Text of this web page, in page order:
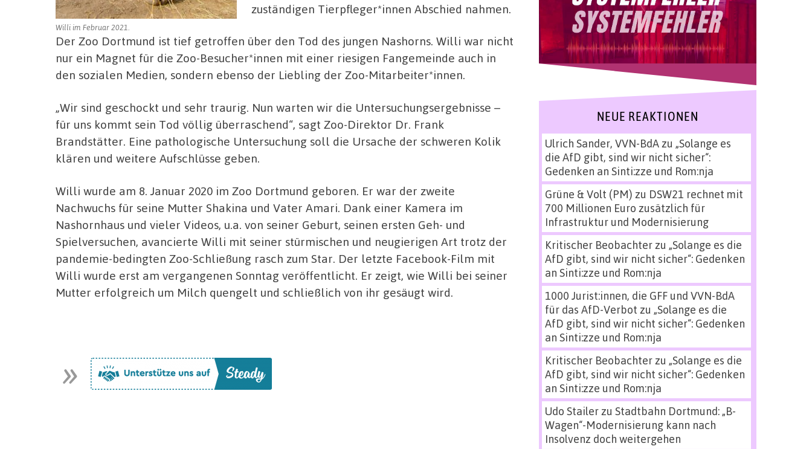
Willi im Februar 2021.
zuständigen Tierpfleger*innen Abschied nahmen.
Der Zoo Dortmund ist tief getroffen über den Tod des jungen Nashorns. Willi war nicht
nur ein Magnet für die Zoo-Besucher*innen mit einer riesigen Fangemeinde auch in
den sozialen Medien, sondern ebenso der Liebling der Zoo-Mitarbeiter*innen.
„Wir sind geschockt und sehr traurig. Nun warten wir die Untersuchungsergebnisse –
für uns kommt sein Tod völlig überraschend“, sagt Zoo-Direktor Dr. Frank
Brandstätter. Eine pathologische Untersuchung soll die Ursache der schweren Kolik
klären und weitere Aufschlüsse geben.
Willi wurde am 8. Januar 2020 im Zoo Dortmund geboren. Er war der zweite
Nachwuchs für seine Mutter Shakina und Vater Amari. Dank einer Kamera im
Nashornhaus und vieler Videos, u.a. von seiner Geburt, seinen ersten Geh- und
Spielversuchen, avancierte Willi mit seiner stürmischen und neugierigen Art trotz der
pandemie-bedingten Zoo-Schließung rasch zum Star. Der letzte Facebook-Film mit
Willi wurde erst am vergangenen Sonntag veröffentlicht. Er zeigt, wie Willi bei seiner
Mutter erfolgreich um Milch quengelt und schließlich von ihr gesäugt wird.
NEUE REAKTIONEN
Ulrich Sander, VVN-BdAzu „Solange es
die AfD gibt, sind wir nicht sicher“:
Gedenken an Sinti:zze und Rom:nja
Grüne & Volt (PM) zu DSW21 rechnet mit
700 Millionen Euro zusätzlich für
Infrastruktur und Modernisierung
Kritischer Beobachterzu „Solange es die
AfD gibt, sind wir nicht sicher“: Gedenken
an Sinti:zze und Rom:nja
1000 Jurist:innen, die GFF und VVN-BdA
für das AfD-Verbot zu „Solange es die
AfD gibt, sind wir nicht sicher“: Gedenken
an Sinti:zze und Rom:nja
Kritischer Beobachterzu „Solange es die
AfD gibt, sind wir nicht sicher“: Gedenken
an Sinti:zze und Rom:nja
Udo Stailerzu Stadtbahn Dortmund: „B-
Wagen“-Modernisierung kann nach
Insolvenz doch weitergehen